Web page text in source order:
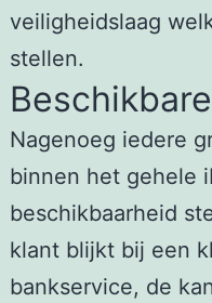
veiligheidslaag
stellen.
Nagenoeg iedere
binnen het gehele
beschikbaarheid
klant blijkt bij een
bankservice, de